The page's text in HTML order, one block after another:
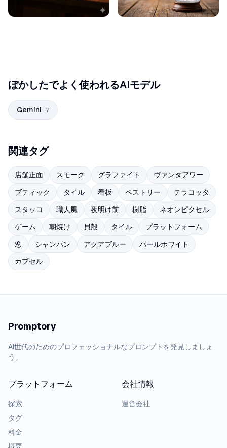
ぼかしたでよく使われるAIモデル
Gemini 7
関連タグ
店舗正面 スモーク グラファイト
ヴァンタアワー
ブティック
タイル 看板 ペストリー
テラコッタ
スタッコ
職人風 夜明け前 樹脂
ネオンピクセル
ゲーム
朝焼け 貝殻 タイル
プラットフォーム
窓
シャンパン アクアブルー
パールホワイト
カプセル
Promptory
AI世代のためのプロフェッショナルなプロンプトを発見しましょ
う。
プラットフォーム
探索
タグ
料金
会社情報
運営会社